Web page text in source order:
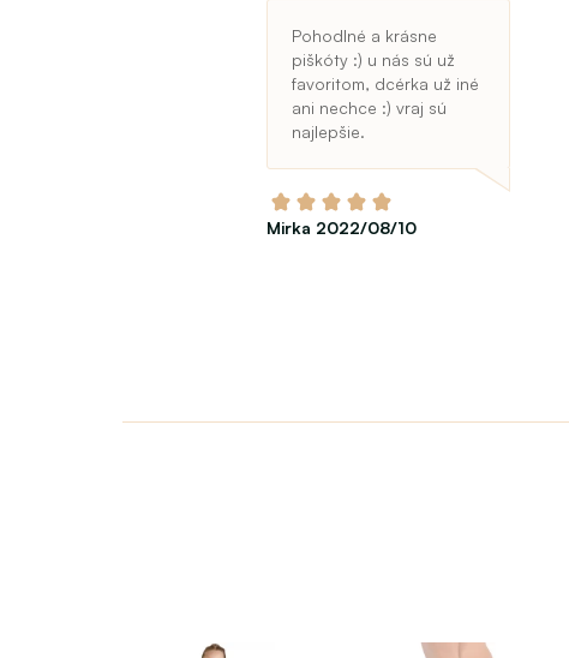
Pohodlné a krásne
piškóty :) u nás sú už
favoritom, dcérka už iné
ani nechce :) vraj sú
najlepšie.
Mirka 2022/08/10